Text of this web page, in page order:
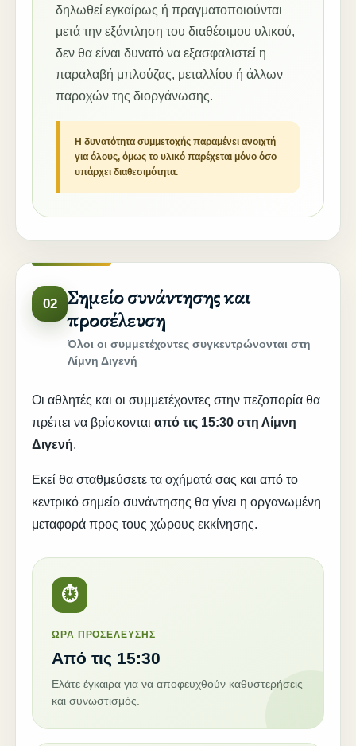
δηλωθεί εγκαίρως ή πραγματοποιούνται
μετά την εξάντληση του διαθέσιμου υλικού,
δεν θα είναι δυνατό να εξασφαλιστεί η
παραλαβή μπλούζας, μεταλλίου ή άλλων
παροχών της διοργάνωσης.
Η δυνατότητα συμμετοχής παραμένει ανοιχτή
για όλους, όμως το υλικό παρέχεται μόνο όσο
υπάρχει διαθεσιμότητα.
02
Σημείο συνάντησης και
προσέλευση
Όλοι οι συμμετέχοντες συγκεντρώνονται στη
Λίμνη Διγενή
Οι αθλητές και οι συμμετέχοντες στην πεζοπορία θα
πρέπει να βρίσκονται από τις 15:30 στη Λίμνη
Διγενή.
Εκεί θα σταθμεύσετε τα οχήματά σας και από το
κεντρικό σημείο συνάντησης θα γίνει η οργανωμένη
μεταφορά προς τους χώρους εκκίνησης.
⏱
ΩΡΑ ΠΡΟΣΕΛΕΥΣΗΣ
Από τις 15:30
Ελάτε έγκαιρα για να αποφευχθούν καθυστερήσεις
και συνωστισμός.